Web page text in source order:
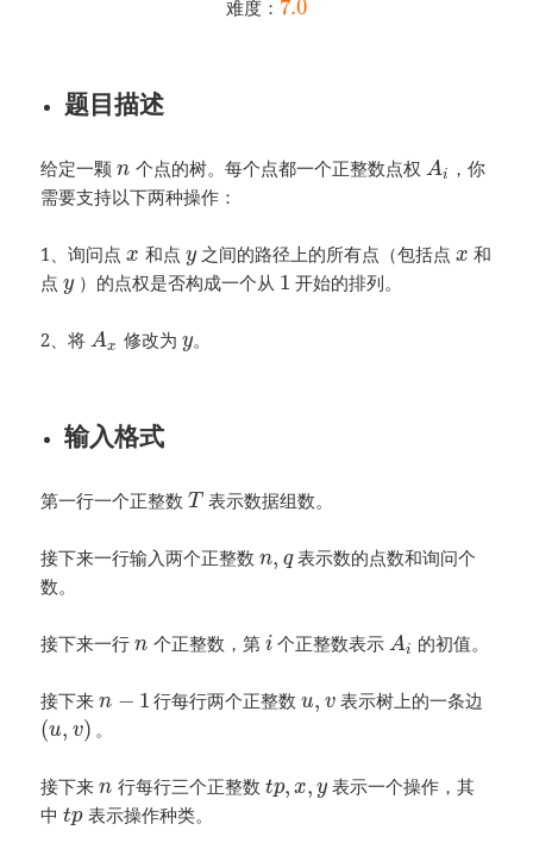
难度： 7.0
题目描述
给定一颗n 个点的树。每个点都一个正整数点权 Ai
，你
需要支持以下两种操作：
1、询问点x 和点 y之间的路径上的所有点（包括点 x 和
点y ）的点权是否构成一个从 1 开始的排列。
2、将 Ax 修改为 y。
输入格式
第一行一个正整数T 表示数据组数。
接下来一行输入两个正整数n, q表示数的点数和询问个
数。
接下来一行n 个正整数，第 i 个正整数表示 Ai 的初值。
接下来n − 1 行每行两个正整数u, v表示树上的一条边
(u, v) 。
接下来n 行每行三个正整数 tp, x, y 表示一个操作，其
中tp表示操作种类。